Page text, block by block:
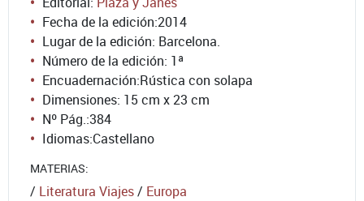
Fecha de la edición:2014
Lugar de la edición: Barcelona.
Número de la edición: 1ª
Encuadernación:Rústica con solapa
Dimensiones: 15 cm x 23 cm
Nº Pág.:384
Idiomas:Castellano
MATERIAS:
/ Literatura Viajes/ Europa